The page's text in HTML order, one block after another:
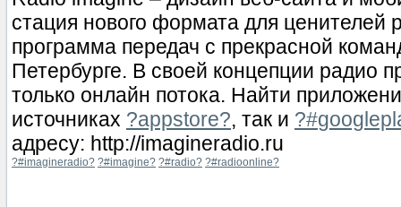
стация нового формата для ценителей
программа передач с прекрасной
Петербурге. В своей концепции радио
только онлайн потока. Найти
источниках ?‎appstore?, так и ?#‎
адресу: http://imagineradio.ru
?#‎imagineradio? ?#‎imagine? ?#‎radio? ?#‎radioonline?